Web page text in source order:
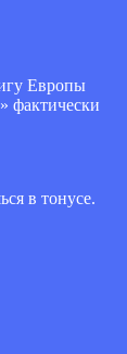
Европы
фактически
в тонусе.